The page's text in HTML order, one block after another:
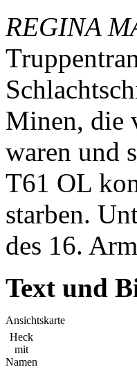
REGINA
Minen, die
waren und
T61 OL
starben.
des 16.
Text und
Ansichtskarte
Heck
mit
Namen